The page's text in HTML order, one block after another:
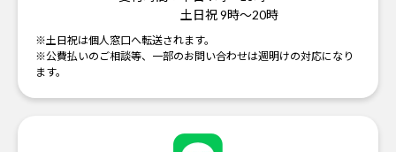
土日祝 9時～20時
※土日祝は個人窓口へ転送されます。
※公費払いのご相談等、一部のお問い合わせは週明けの対応になり
ます。